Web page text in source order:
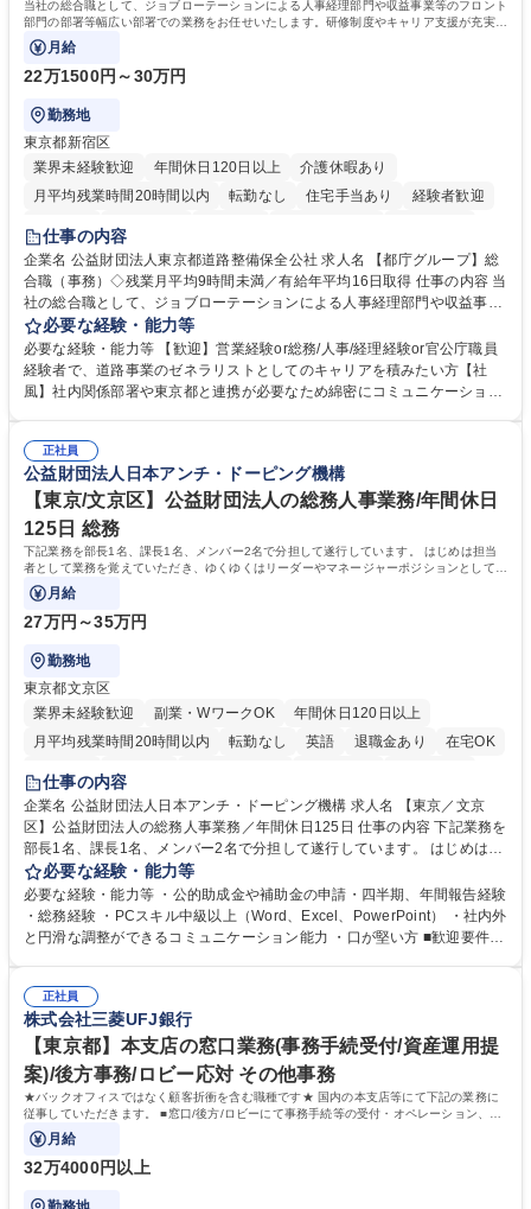
当社の総合職として、ジョブローテーションによる人事経理部門や収益事業等のフロント
部門の部署等幅広い部署での業務をお任せいたします。研修制度やキャリア支援が充実し
ております！ ※下記業務詳細
月給
22万1500円～30万円
勤務地
東京都新宿区
業界未経験歓迎
年間休日120日以上
介護休暇あり
月平均残業時間20時間以内
転勤なし 住宅手当あり
経験者歓迎
研修あり
退職金あり
駅近5分以内
資格取得手当あり 食事補助あり
仕事の内容
企業名 公益財団法人東京都道路整備保全公社 求人名 【都庁グループ】総
合職（事務）◇残業月平均9時間未満／有給年平均16日取得 仕事の内容 当
社の総合職として、ジョブローテーションによる人事経理部門や収益事業
等のフロント部門の部署等幅広い部署での業務をお任せいたします。研修
制度やキャリア支援が充実しております！ ※下記業務詳細 【業務詳細】■
管理部門：広報、人事、経理など当公社の運営に係る管理業務 ■収益部
門：駐車場の新規開拓、管理運営、新宿駅西口広場の「イベントコーナ
道路施設や道路工事現場の見学ツアー事業 ※入社後は上記いずれかの部門
へ配属。※業務内容変更の範囲：会社の定める業務 募集職種 【都庁グル
ープ】総合職（事務）◇残業月平均9時間未満／有給年平均16日取得
必要な経験・能力等
必要な経験・能力等 【歓迎】営業経験or総務/人事/経理経験or官公庁職員
経験者で、道路事業のゼネラリストとしてのキャリアを積みたい方【社
風】社内関係部署や東京都と連携が必要なため綿密にコミュニケーション
部門など多岐に渡る業務を経験できます。 ■様々なプロジェクト：駐車場
事業の他、新宿駅西口広場内に設置された照明を兼ねた広告「ブライトサ
イン」の管理運営を行うなど、事業収益を生み出す活動を積極的に行って
います。 学歴・資格 学歴：大学院 大学 高専 短大 専修学校 高校 語学力：
資格：
正社員
公益財団法人日本アンチ・ドーピング機構
【東京/文京区】公益財団法人の総務人事業務/年間休日
125日 総務
下記業務を部長1名、課長1名、メンバー2名で分担して遂行しています。 はじめは担当
者として業務を覚えていただき、ゆくゆくはリーダーやマネージャーポジションとして活
躍いただくことを期待しています。
月給
27万円～35万円
勤務地
東京都文京区
業界未経験歓迎
副業・WワークOK
年間休日120日以上
月平均残業時間20時間以内
転勤なし 英語 退職金あり
在宅OK
賞与あり
育休あり
食事補助あり
仕事の内容
企業名 公益財団法人日本アンチ・ドーピング機構 求人名 【東京／文京
区】公益財団法人の総務人事業務／年間休日125日 仕事の内容 下記業務を
部長1名、課長1名、メンバー2名で分担して遂行しています。 はじめは担
当者として業務を覚えていただき、ゆくゆくはリーダーやマネージャーポ
ジションとして活躍いただくことを期待しています。 【総務・人事グルー
プの業務内容】 ・人事制度関連 ・採用活動 ・教育研修の企画、実行 ・勤
怠管理 ・官公庁への各種提出 ・法定の会議運営（評議員会、理事会） ・
管理 ・福利厚生関連 ・職員からの問合せ、相談対応 ・その他日常の総務
業務全般 募集職種 【東京／文京区】公益財団法人の総務人事業務／年間
休日125日
必要な経験・能力等
必要な経験・能力等 ・公的助成金や補助金の申請・四半期、年間報告経験
・総務経験 ・PCスキル中級以上（Word、Excel、PowerPoint） ・社内外
と円滑な調整ができるコミュニケーション能力 ・口が堅い方 ■歓迎要件
正社員
株式会社三菱UFJ銀行
【東京都】本支店の窓口業務(事務手続受付/資産運用提
案)/後方事務/ロビー応対 その他事務
★バックオフィスではなく顧客折衝を含む職種です★ 国内の本支店等にて下記の業務に
従事していただきます。 ■窓口/後方/ロビーにて事務手続等の受付・オペレーション、お
客様対応
月給
32万4000円以上